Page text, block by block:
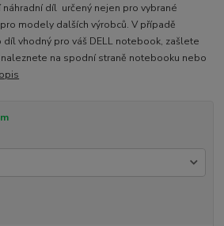
náhradní díl určený nejen pro vybrané
modely dalších výrobců. V případě
vhodný pro váš DELL notebook, zašlete
naleznete na spodní straně notebooku nebo